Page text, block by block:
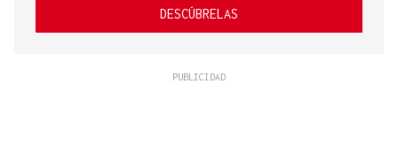
DESCÚBRELAS